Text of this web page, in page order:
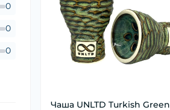
Чаша UNLTD Turkish Green
0
0
0